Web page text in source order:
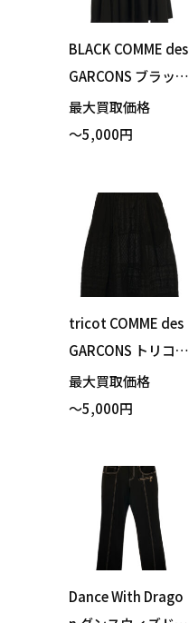
BLACK COMME des
GARCONS ブラック
コムデギャルソン 1
I-S002 スカート ブ
最大買取価格
～5,000円
tricot COMME des
GARCONS トリコ
コムデギャルソン T
A-S031 スカート ブ
最大買取価格
～5,000円
Dance With Drago